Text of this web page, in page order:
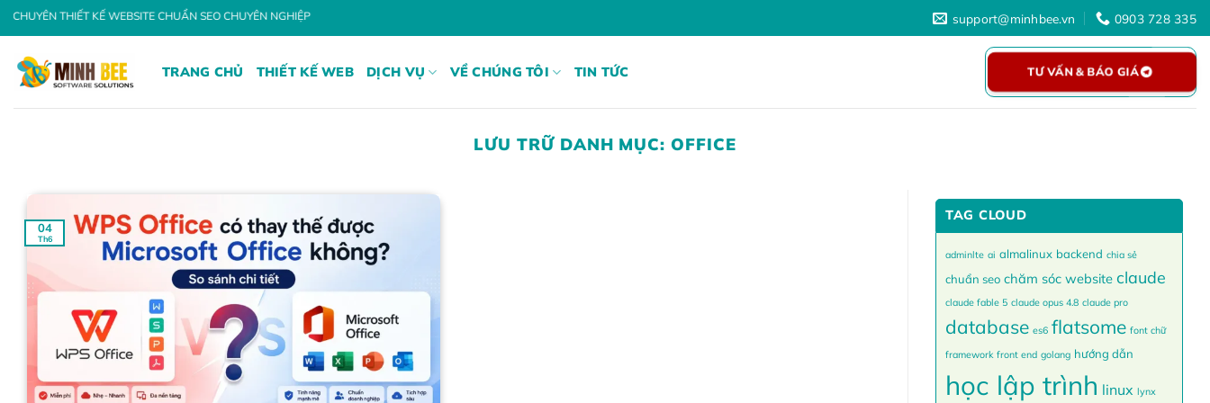
Bỏ
qua
dung
KẾ WEBSITE CHUẨN SEO CHUYÊN NGHIỆP support@minhbee.vn 0903 728 335
TRANG CHỦ THIẾT KẾ WEB DỊCH VỤ VỀ CHÚNG TÔI TIN TỨC TƯ VẤN & BÁO GIÁ
LƯU TRỮ DANH MỤC:OFFICE
04
Th6
TAG CLOUD
adminlte ai almalinux backend chia sẻ
chuẩn seo chăm sóc website claude
claude fable 5 claude opus 4.8 claude pro
database es6 flatsome font chữ
framework front end golang hướng dẫn
học lập trình linux lynx